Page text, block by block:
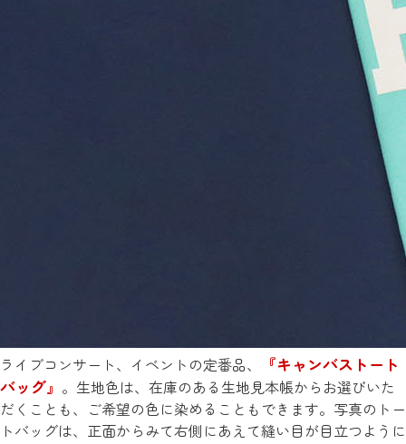
ライブコンサート、イベントの定番品、
『キャンバストート
バッグ』 。生地色は、在庫のある生地見本帳からお選びいた
だくことも、ご希望の色に染めることもできます。写真のトー
トバッグは、正面からみて右側にあえて縫い目が目立つように